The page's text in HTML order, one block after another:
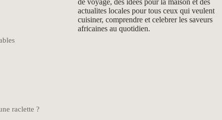
raclette ?
actualites locales pour tous ceux qui veulent
cuisiner, comprendre et celebrer les saveurs
africaines au quotidien.